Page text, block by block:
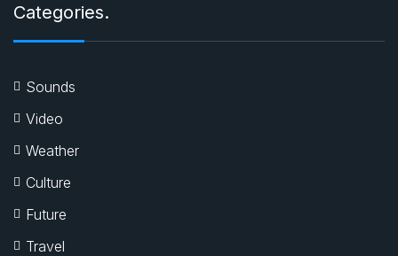
Categories.
Sounds
Video
Weather
Culture
Future
Travel